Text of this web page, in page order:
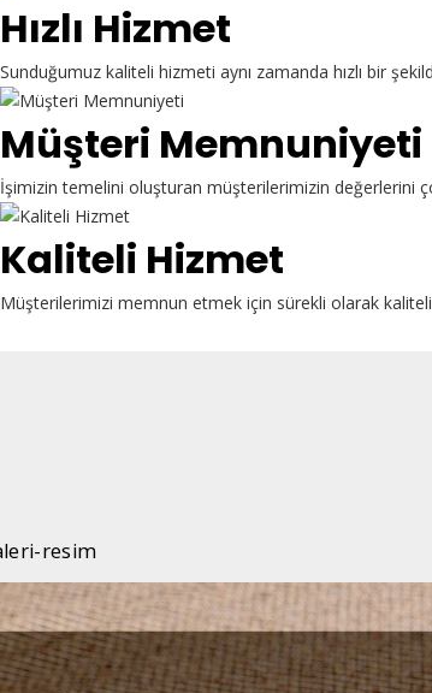
Hızlı Hizmet
Sunduğumuz kaliteli hizmeti aynı zamanda hızlı bir
Müşteri Memnuniyeti
İşimizin temelini oluşturan müşterilerimizin değerlerini
Kaliteli Hizmet
Müşterilerimizi memnun etmek için sürekli olarak